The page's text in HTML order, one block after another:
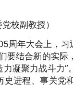
校副教授）
周年大会上，
要结合新的实
凝聚力战斗力
史进程、事关党